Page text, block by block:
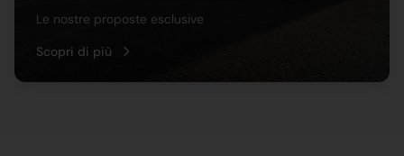
Le nostre proposte esclusive
Scopri di più